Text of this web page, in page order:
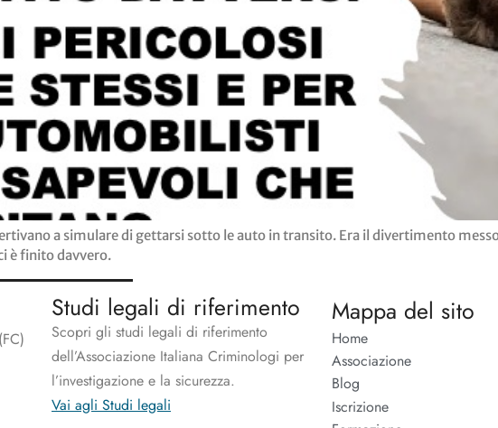
a simulare di gettarsi sotto le auto in transito. Era il divertimento
è finito davvero.
Studi legali di riferimento
Scopri gli studi legali di riferimento
dell’Associazione Italiana Criminologi per
l’investigazione e la sicurezza.
Vai agli Studi legali
Mappa del sito
Home
Associazione
Blog
Iscrizione